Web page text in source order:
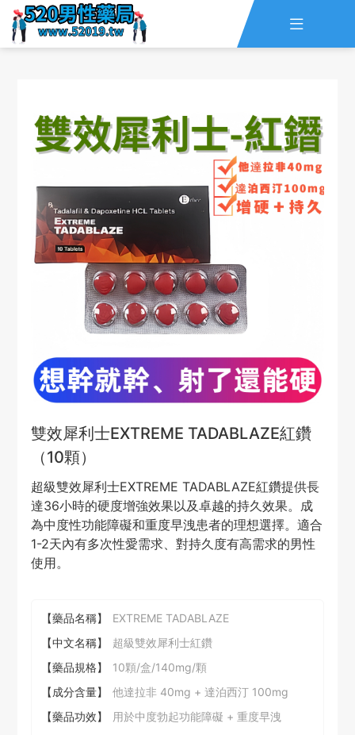

資訊 線上留言
全部藥品
雙效犀利士EXTREME TADABLAZE紅鑽
（10顆）
超級雙效犀利士EXTREME TADABLAZE紅鑽提供長
達36小時的硬度增強效果以及卓越的持久效果。成
為中度性功能障礙和重度早洩患者的理想選擇。適合
1-2天內有多次性愛需求、對持久度有高需求的男性
使用。
【藥品名稱】
EXTREME TADABLAZE
【中文名稱】
超級雙效犀利士紅鑽
【藥品規格】
10顆/盒/140mg/顆
【成分含量】
他達拉非 40mg + 達泊西汀 100mg
【藥品功效】
用於中度勃起功能障礙 + 重度早洩